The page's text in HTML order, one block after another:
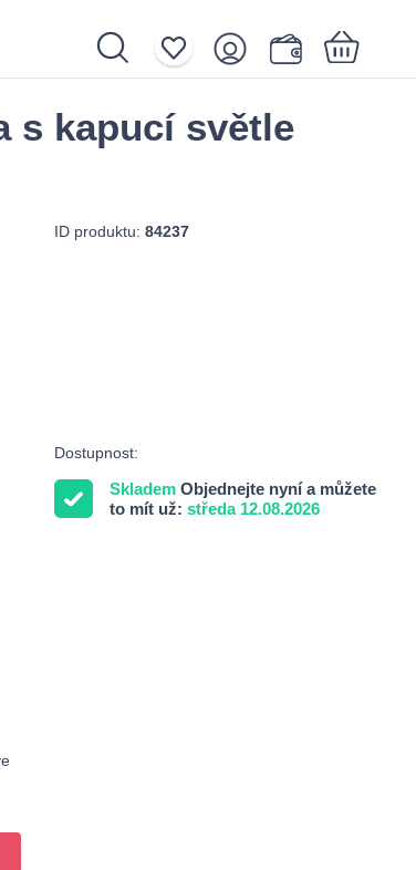
Nákupní košík je prázdný.
s kapucí světle
ID produktu: 84237
Dostupnost:
Skladem Objednejte nyní a můžete
to mít už: středa 12.08.2026